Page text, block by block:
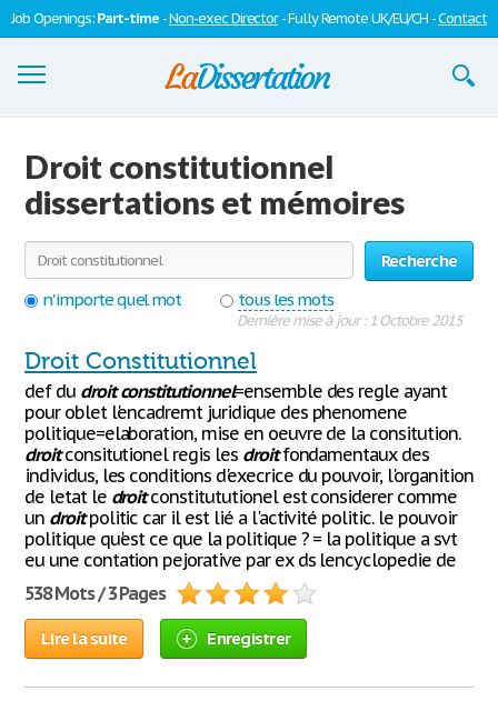
Job Openings:Part-time -Non-exec Director- Fully Remote UK/EU/CH -Contact
S'inscrire
Se connecter
Contactez-nous
Droit constitutionnel
dissertations et mémoires
Recherche
n'importe quel mot
tous les mots
Dernière mise à jour : 1 Octobre 2015
Droit Constitutionnel
def du droit constitutionnel=ensemble des regle ayant
pour oblet l'encadremt juridique des phenomene
politique=elaboration, mise en oeuvre de la consitution.
droitconsitutionel regis les droitfondamentaux des
individus, les conditions d'execrice du pouvoir, l'organition
de letat le droitconstitututionel est considerer comme
un droitpolitic car il est lié a l'activité politic. le pouvoir
politique qu'est ce que la politique ? = la politique a svt
eu une contation pejorative par ex ds lencyclopedie de
538 Mots / 3 Pages
Lire la suite Enregistrer